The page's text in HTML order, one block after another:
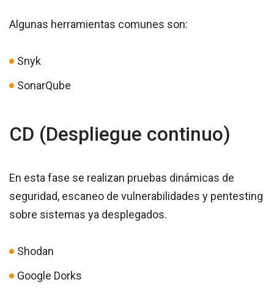
Algunas herramientas comunes son:
Snyk
SonarQube
CD (Despliegue continuo)
En esta fase se realizan pruebas dinámicas de
seguridad, escaneo de vulnerabilidades y pentesting
sobre sistemas ya desplegados.
Shodan
Google Dorks